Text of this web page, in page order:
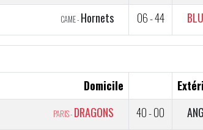
CAME - Hornets 06 - 44
Domicile
PARIS - DRAGONS 40 - 00